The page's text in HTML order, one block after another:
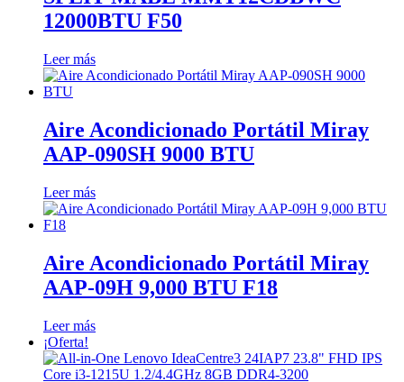
12000BTU F50
Leer más
Aire Acondicionado Portátil Miray
AAP-090SH 9000 BTU
Leer más
Aire Acondicionado Portátil Miray
AAP-09H 9,000 BTU F18
Leer más
¡Oferta!